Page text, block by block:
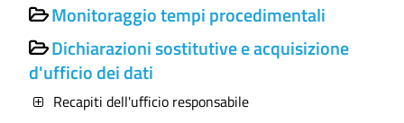
Monitoraggio tempi procedimentali
Dichiarazioni sostitutive e acquisizione
d'ufficio dei dati
Recapiti dell'ufficio responsabile